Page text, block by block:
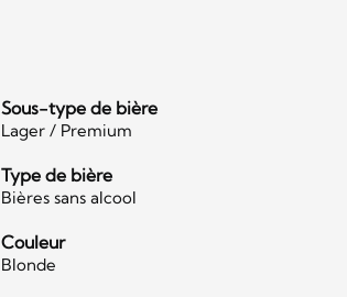
Sous-type de bière
Lager / Premium
Type de bière
Bières sans alcool
Couleur
Blonde